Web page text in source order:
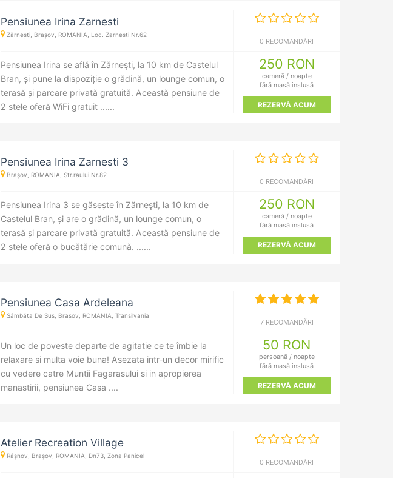
Pensiunea Irina Zarnesti
Zărnești, Brașov, ROMANIA, Loc. Zarnesti Nr.62
0 RECOMANDĂRI
Pensiunea Irina se află în Zărneşti, la 10 km de Castelul
Bran, și pune la dispoziție o grădină, un lounge comun, o
terasă și parcare privată gratuită. Această pensiune de
2 stele oferă WiFi gratuit ......
250 RON
cameră / noapte
fără masă inslusă
REZERVĂ ACUM
Pensiunea Irina Zarnesti 3
Brașov, ROMANIA, Str.raului Nr.82
0 RECOMANDĂRI
Pensiunea Irina 3 se găsește în Zărneşti, la 10 km de
Castelul Bran, și are o grădină, un lounge comun, o
terasă și parcare privată gratuită. Această pensiune de
2 stele oferă o bucătărie comună. ......
250 RON
cameră / noapte
fără masă inslusă
REZERVĂ ACUM
Pensiunea Casa Ardeleana
Sâmbăta De Sus, Brașov, ROMANIA, Transilvania
7 RECOMANDĂRI
Un loc de poveste departe de agitatie ce te îmbie la
relaxare si multa voie buna! Asezata intr-un decor mirific
cu vedere catre Muntii Fagarasului si in apropierea
manastirii, pensiunea Casa ....
50 RON
persoană / noapte
fără masă inslusă
REZERVĂ ACUM
Atelier Recreation Village
Râșnov, Brașov, ROMANIA, Dn73, Zona Panicel
0 RECOMANDĂRI